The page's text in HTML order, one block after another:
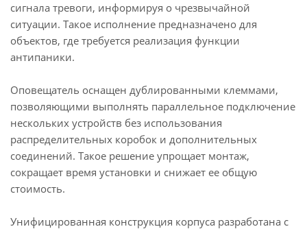
сигнала тревоги, информируя о чрезвычайной
ситуации. Такое исполнение предназначено для
объектов, где требуется реализация функции
антипаники.
Оповещатель оснащен дублированными клеммами,
позволяющими выполнять параллельное подключение
нескольких устройств без использования
распределительных коробок и дополнительных
соединений. Такое решение упрощает монтаж,
сокращает время установки и снижает ее общую
стоимость.
Унифицированная конструкция корпуса разработана с